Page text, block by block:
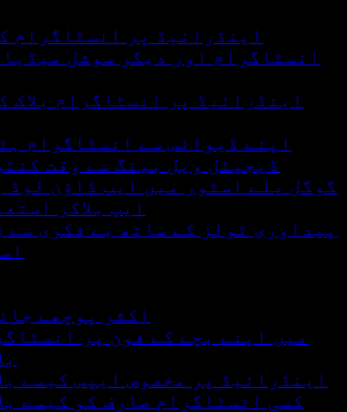
اینڈرائیڈ پر انسٹاگرام
انسٹاگرام اور دیگر سوشل
اینڈرائیڈ پر انسٹاگرام بلاک
اپنے ڈیوائس سے انسٹاگرام
ڈیجیٹل ویل بینگ سے وقت
گوگل پلے اسٹور میں ایپ ڈاؤن لوڈ
ایپ بلاکر
پیداوری ٹولز کے ساتھ بے فکری سے
اکثر پوچھے
میں اپنے بچے کے فون پر
اینڈرائیڈ پر مخصوص ایپس کیسے
کسی انسٹاگرام صارف کو کیسے